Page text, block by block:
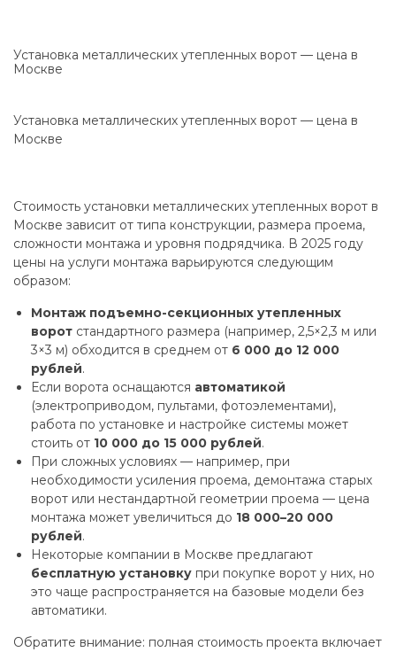
Установка металлических утепленных ворот — цена в
Москве
Установка металлических утепленных ворот — цена в
Москве
Стоимость установки металлических утепленных ворот в
Москве зависит от типа конструкции, размера проема,
сложности монтажа и уровня подрядчика. В 2025 году
цены на услуги монтажа варьируются следующим
образом:
Монтаж подъемно-секционных утепленных
ворот стандартного размера (например, 2,5×2,3 м или
3×3 м) обходится в среднем от 6 000 до 12 000
рублей.
Если ворота оснащаются автоматикой
(электроприводом, пультами, фотоэлементами),
работа по установке и настройке системы может
стоить от 10 000 до 15 000 рублей.
При сложных условиях — например, при
необходимости усиления проема, демонтажа старых
ворот или нестандартной геометрии проема — цена
монтажа может увеличиться до 18 000–20 000
рублей.
Некоторые компании в Москве предлагают
бесплатную установку при покупке ворот у них, но
это чаще распространяется на базовые модели без
автоматики.
Обратите внимание: полная стоимость проекта включает